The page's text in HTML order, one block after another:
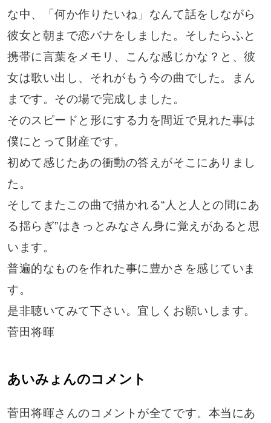
な中、「何か作りたいね」なんて話をしながら
彼女と朝まで恋バナをしました。そしたらふと
携帯に言葉をメモリ、こんな感じかな？と、彼
女は歌い出し、それがもう今の曲でした。まん
まです。その場で完成しました。
そのスピードと形にする力を間近で見れた事は
僕にとって財産です。
初めて感じたあの衝動の答えがそこにありまし
た。
そしてまたこの曲で描かれる“人と人との間にあ
る揺らぎ”はきっとみなさん身に覚えがあると思
います。
普遍的なものを作れた事に豊かさを感じていま
す。
是非聴いてみて下さい。宜しくお願いします。
菅田将暉
あいみょんのコメント
菅田将暉さんのコメントが全てです。本当にあ